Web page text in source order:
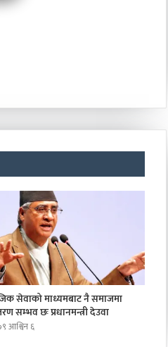
सेवाको माध्यमबाट नै समाजमा
सम्भव छः प्रधानमन्त्री देउवा
आश्विन ६